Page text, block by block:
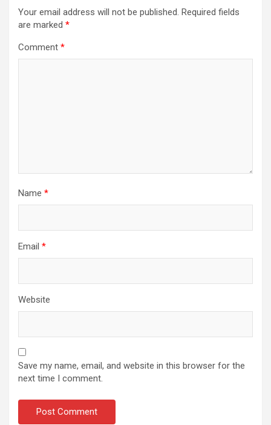
Your email address will not be published. Required fields
are marked *
Comment *
Name *
Email *
Website
Save my name, email, and website in this browser for the
next time I comment.